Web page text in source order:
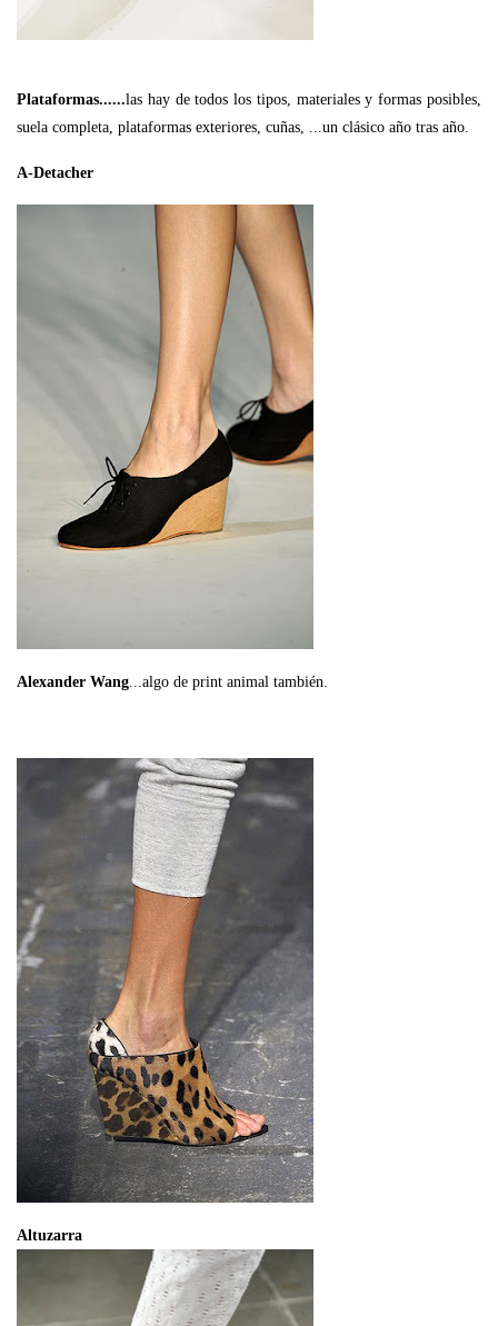
Plataformas......las hay de todos los tipos, materiales y formas posibles,
suela completa, plataformas exteriores, cuñas, ...un clásico año tras año.
A-Detacher
Alexander Wang ...algo de print animal también.
Altuzarra